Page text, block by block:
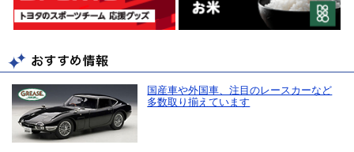
国産車や外国車、注目のレースカーなど
多数取り揃えています